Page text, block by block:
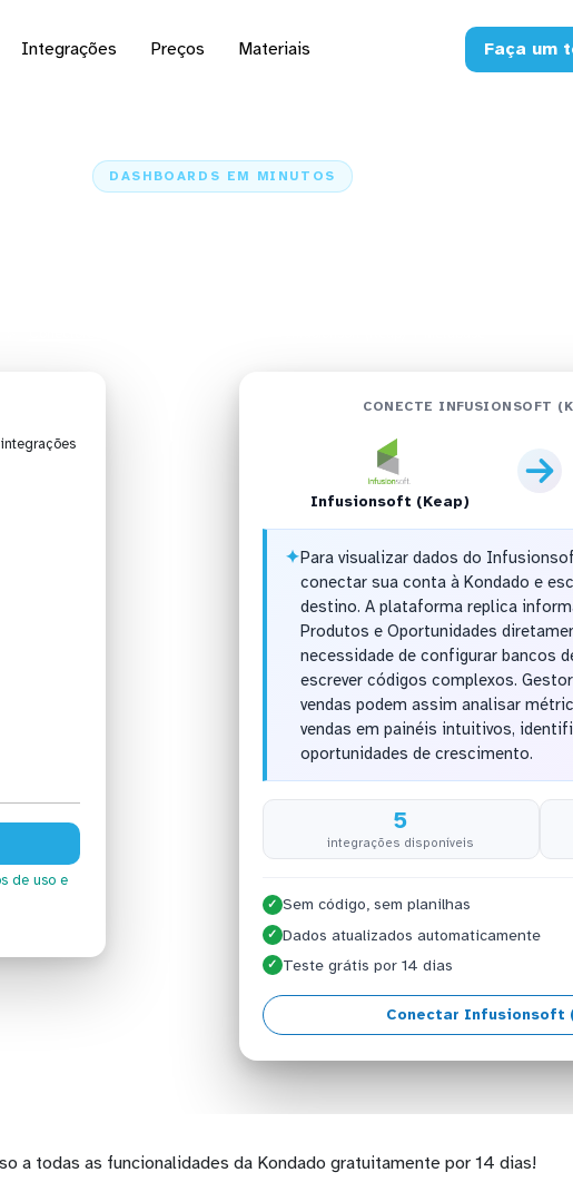
Integrações Preços Materiais Faça um
DASHBOARDS EM MINUTOS
de uso e
CONECTE INFUSIONSOFT
Infusionsoft (Keap)
✦Para visualizar dados do
conectar sua conta à Kondado e
destino. A plataforma replica
Produtos e Oportunidades
necessidade de configurar bancos
escrever códigos complexos.
vendas podem assim analisar
vendas em painéis intuitivos,
oportunidades de crescimento.
5
integrações disponíveis
✓ Sem código, sem planilhas
✓ Dados atualizados automaticamente
✓ Teste grátis por 14 dias
Conectar Infusionsoft
a todas as funcionalidades da Kondado gratuitamente por 14 dias!